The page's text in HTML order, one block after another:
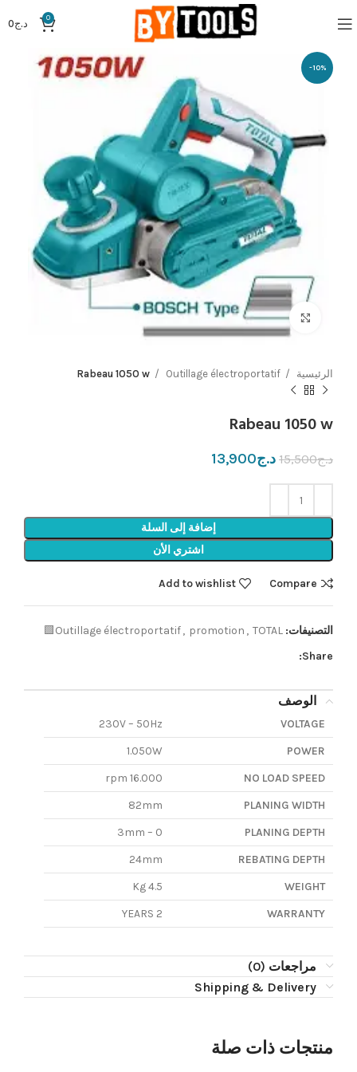
0 د.ج0
-10%
Click to enlarge
الرئيسية Outillage électroportatif
Rabeau 1050 w
Rabeau 1050 w
د.ج15,500 د.ج13,900
إضافة إلى السلة
اشتري الأن
Compare
Add to wishlist
التصنيفات: Outillage électroportatif, promotion , TOTAL🟩
Share:
الوصف
VOLTAGE
230V – 50Hz
POWER
1.050W
NO LOAD SPEED
16.000 rpm
PLANING WIDTH
82mm
PLANING DEPTH
0 – 3mm
REBATING DEPTH
24mm
WEIGHT
4.5 Kg
WARRANTY
2 YEARS
مراجعات (0)
Shipping & Delivery
منتجات ذات صلة